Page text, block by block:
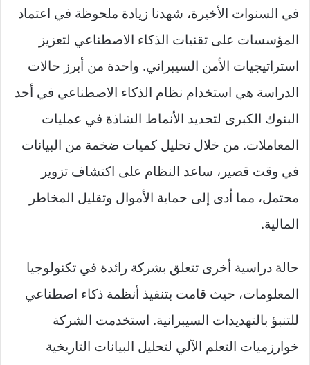
في السنوات الأخيرة، شهدنا زيادة ملحوظة في اعتماد
المؤسسات على تقنيات الذكاء الاصطناعي لتعزيز
استراتيجيات الأمن السيبراني. واحدة من أبرز حالات
الدراسة هي استخدام نظام الذكاء الاصطناعي في أحد
البنوك الكبرى لتحديد الأنماط الشاذة في عمليات
المعاملات. من خلال تحليل كميات ضخمة من البيانات
في وقت قصير، ساعد النظام على اكتشاف تزوير
محتمل، مما أدى إلى حماية الأموال وتقليل المخاطر
المالية.
حالة دراسية أخرى تتعلق بشركة رائدة في تكنولوجيا
المعلومات، حيث قامت بتنفيذ أنظمة ذكاء اصطناعي
للتنبؤ بالتهديدات السيبرانية. استخدمت الشركة
خوارزميات التعلم الآلي لتحليل البيانات التاريخية